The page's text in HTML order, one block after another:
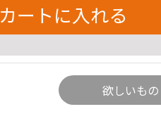
カートに入れる
欲しいも